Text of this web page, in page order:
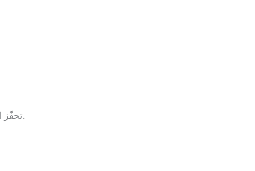
تحفّز الأطفال على الحركة واللعب خارج المنزل وتقليل وقت الشاشات.